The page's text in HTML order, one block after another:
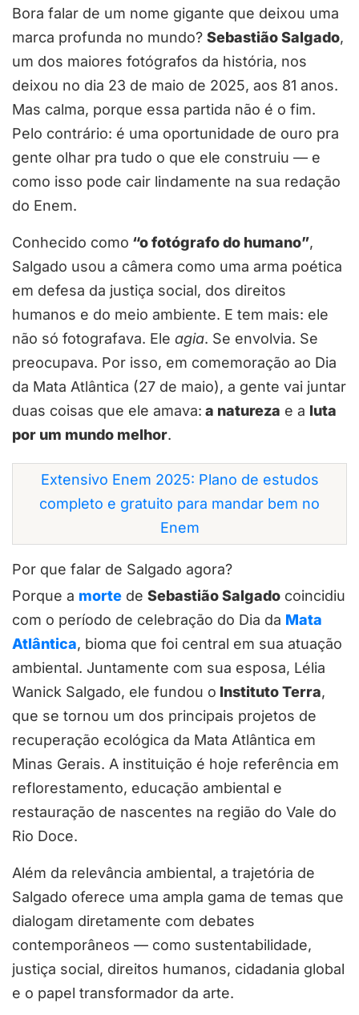
Bora falar de um nome gigante que deixou uma
marca profunda no mundo? Sebastião Salgado,
um dos maiores fotógrafos da história, nos
deixou no dia 23 de maio de 2025, aos 81 anos.
Mas calma, porque essa partida não é o fim.
Pelo contrário: é uma oportunidade de ouro pra
gente olhar pra tudo o que ele construiu — e
como isso pode cair lindamente na sua redação
do Enem.
Conhecido como “o fotógrafo do humano”,
Salgado usou a câmera como uma arma poética
em defesa da justiça social, dos direitos
humanos e do meio ambiente. E tem mais: ele
não só fotografava. Ele agia. Se envolvia. Se
preocupava. Por isso, em comemoração ao Dia
da Mata Atlântica (27 de maio), a gente vai juntar
duas coisas que ele amava: a natureza e a luta
por um mundo melhor.
Extensivo Enem 2025: Plano de estudos
completo e gratuito para mandar bem no
Enem
Por que falar de Salgado agora?
Porque a morte de Sebastião Salgado coincidiu
com o período de celebração do Dia da Mata
Atlântica, bioma que foi central em sua atuação
ambiental. Juntamente com sua esposa, Lélia
Wanick Salgado, ele fundou o Instituto Terra,
que se tornou um dos principais projetos de
recuperação ecológica da Mata Atlântica em
Minas Gerais. A instituição é hoje referência em
reflorestamento, educação ambiental e
restauração de nascentes na região do Vale do
Rio Doce.
Além da relevância ambiental, a trajetória de
Salgado oferece uma ampla gama de temas que
dialogam diretamente com debates
contemporâneos — como sustentabilidade,
justiça social, direitos humanos, cidadania global
e o papel transformador da arte.